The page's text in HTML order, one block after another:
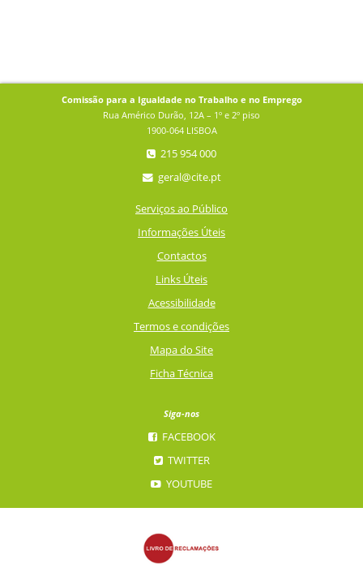
Comissão para a Igualdade no Trabalho e no Emprego
Rua Américo Durão, 12A – 1º e 2º piso
1900-064 LISBOA
215 954 000
geral@cite.pt
Serviços ao Público
Informações Úteis
Contactos
Links Úteis
Acessibilidade
Termos e condições
Mapa do Site
Ficha Técnica
Siga-nos
FACEBOOK
TWITTER
YOUTUBE